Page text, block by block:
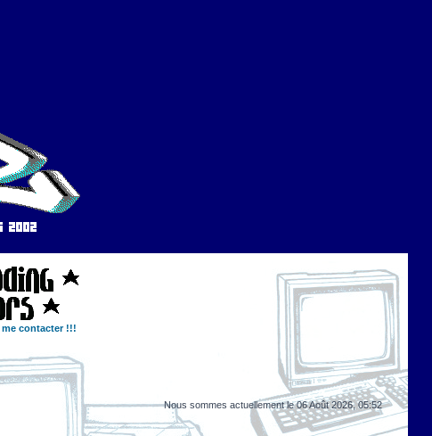
me contacter !!!
Nous sommes actuellement le 06 Août 2026, 05:52